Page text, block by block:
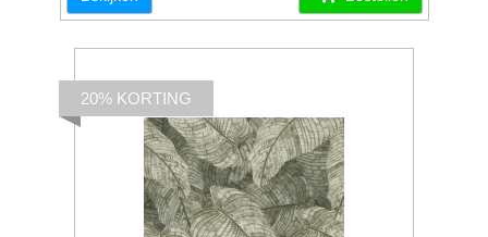
20% KORTING